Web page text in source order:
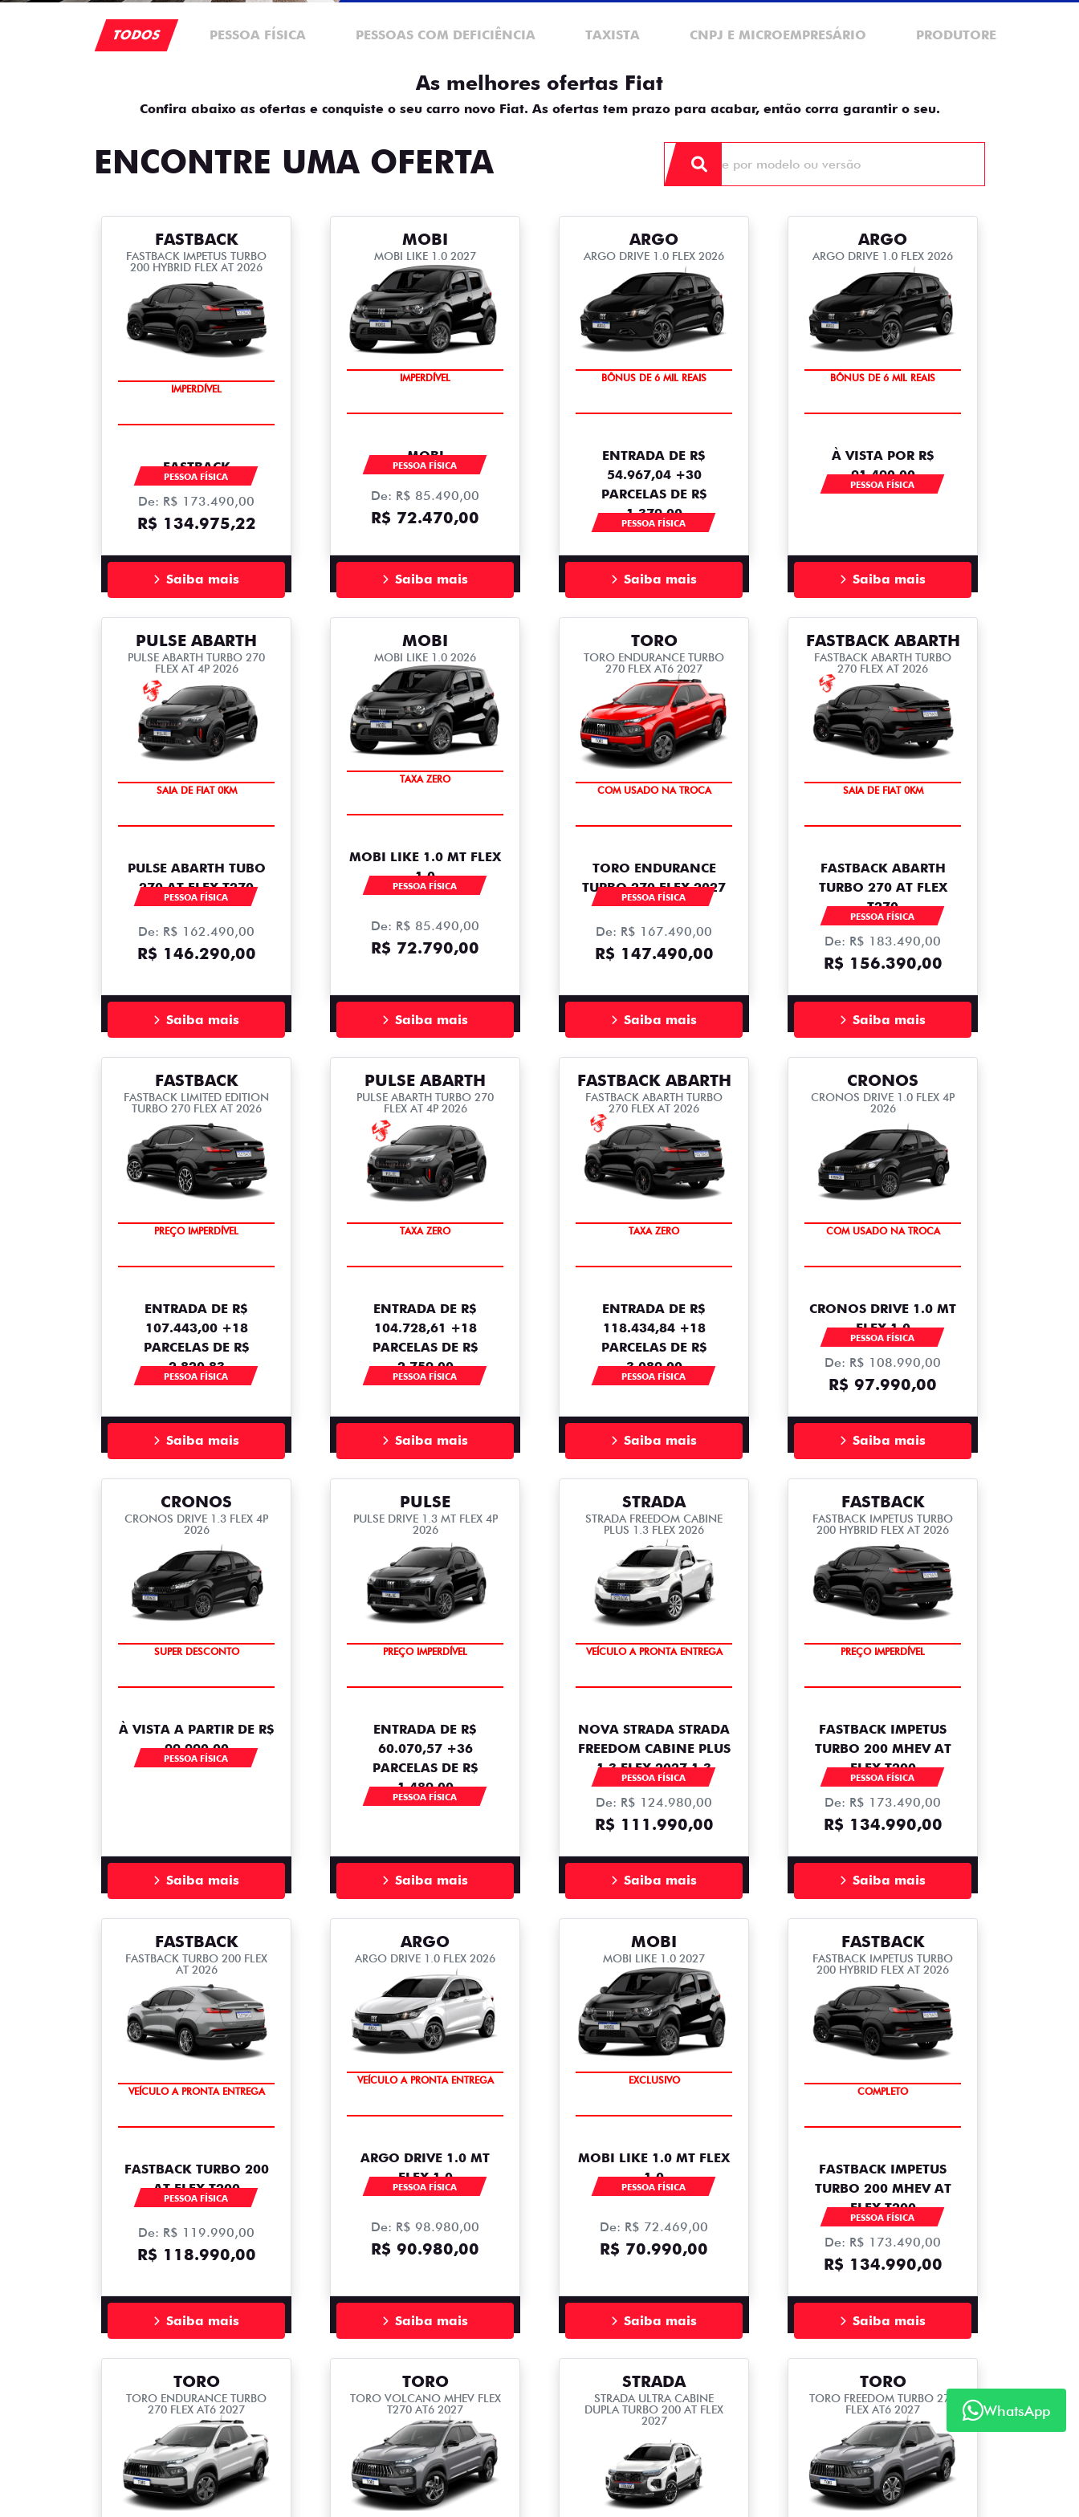
TODOS PESSOA FÍSICA PESSOAS COM DEFICIÊNCIA TAXISTA CNPJ E MICROEMPRESÁRIO PRODUTORES RURAIS
As melhores ofertas Fiat
Confira abaixo as ofertas e conquiste o seu carro novo Fiat. As ofertas tem prazo para acabar, então corra garantir o seu.
ENCONTRE UMA OFERTA
FASTBACK
FASTBACK IMPETUS TURBO
200 HYBRID FLEX AT 2026
IMPERDÍVEL
FASTBACK
PESSOA FÍSICA
De: R$ 173.490,00
R$ 134.975,22
Saiba mais
MOBI
MOBI LIKE 1.0 2027
IMPERDÍVEL
MOBI
PESSOA FÍSICA
De: R$ 85.490,00
R$ 72.470,00
Saiba mais
ARGO
ARGO DRIVE 1.0 FLEX 2026
TAXA ZERO
ENTRADA DE R$
54.967,04 +30
PARCELAS DE R$
1.379,00
PESSOA FÍSICA
Saiba mais
ARGO
ARGO DRIVE 1.0 FLEX 2026
TAXA ZERO
À VISTA POR R$
91.490,00
PESSOA FÍSICA
Saiba mais
PULSE ABARTH
PULSE ABARTH TURBO 270
FLEX AT 4P 2026
OPORTUNIDADE
PULSE ABARTH TUBO
270 AT FLEX T270
PESSOA FÍSICA
De: R$ 162.490,00
R$ 146.290,00
Saiba mais
MOBI
MOBI LIKE 1.0 2026
PREÇO IMPERDÍVEL
MOBI LIKE 1.0 MT FLEX
1.0
PESSOA FÍSICA
De: R$ 85.490,00
R$ 72.790,00
Saiba mais
TORO
TORO ENDURANCE TURBO
270 FLEX AT6 2027
OPORTUNIDADE
TORO ENDURANCE
TURBO 270 FLEX 2027
PESSOA FÍSICA
De: R$ 167.490,00
R$ 147.490,00
Saiba mais
FASTBACK ABARTH
FASTBACK ABARTH TURBO
270 FLEX AT 2026
PREÇO IMPERDÍVEL
FASTBACK ABARTH
TURBO 270 AT FLEX
T270
PESSOA FÍSICA
De: R$ 183.490,00
R$ 156.390,00
Saiba mais
FASTBACK
FASTBACK LIMITED EDITION
TURBO 270 FLEX AT 2026
COM USADO NA TROCA
ENTRADA DE R$
107.443,00 +18
PARCELAS DE R$
2.820,83
PESSOA FÍSICA
Saiba mais
PULSE ABARTH
PULSE ABARTH TURBO 270
FLEX AT 4P 2026
SAIA DE FIAT 0KM
ENTRADA DE R$
104.728,61 +18
PARCELAS DE R$
2.759,00
PESSOA FÍSICA
Saiba mais
FASTBACK ABARTH
FASTBACK ABARTH TURBO
270 FLEX AT 2026
SAIA DE FIAT 0KM
ENTRADA DE R$
118.434,84 +18
PARCELAS DE R$
3.089,00
PESSOA FÍSICA
Saiba mais
CRONOS
CRONOS DRIVE 1.0 FLEX 4P
2026
SUPER DESCONTO
CRONOS DRIVE 1.0 MT
FLEX 1.0
PESSOA FÍSICA
De: R$ 108.990,00
R$ 97.990,00
Saiba mais
CRONOS
CRONOS DRIVE 1.3 FLEX 4P
2026
BÔNUS DE ATÉ R$ 14 MIL
À VISTA A PARTIR DE R$
99.990,00
PESSOA FÍSICA
Saiba mais
PULSE
PULSE DRIVE 1.3 MT FLEX 4P
2026
OPORTUNIDADE
ENTRADA DE R$
60.070,57 +36
PARCELAS DE R$
1.489,00
PESSOA FÍSICA
Saiba mais
STRADA
STRADA FREEDOM CABINE
PLUS 1.3 FLEX 2026
VEÍCULO A PRONTA ENTREGA
NOVA STRADA STRADA
FREEDOM CABINE PLUS
1.3 FLEX 2027 1.3
PESSOA FÍSICA
De: R$ 124.980,00
R$ 111.990,00
Saiba mais
FASTBACK
FASTBACK IMPETUS TURBO
200 HYBRID FLEX AT 2026
OPORTUNIDADE
FASTBACK IMPETUS
TURBO 200 MHEV AT
FLEX T200
PESSOA FÍSICA
De: R$ 173.490,00
R$ 134.990,00
Saiba mais
FASTBACK
FASTBACK TURBO 200 FLEX
AT 2026
VEÍCULO A PRONTA ENTREGA
FASTBACK TURBO 200
AT FLEX T200
PESSOA FÍSICA
De: R$ 119.990,00
R$ 118.990,00
Saiba mais
ARGO
ARGO DRIVE 1.0 FLEX 2026
VEÍCULO A PRONTA ENTREGA
ARGO DRIVE 1.0 MT
FLEX 1.0
PESSOA FÍSICA
De: R$ 98.980,00
R$ 90.980,00
Saiba mais
MOBI
MOBI LIKE 1.0 2027
COMPLETO
MOBI LIKE 1.0 MT FLEX
1.0
PESSOA FÍSICA
De: R$ 72.469,00
R$ 70.990,00
Saiba mais
FASTBACK
FASTBACK IMPETUS TURBO
200 HYBRID FLEX AT 2026
TAXA 0,99%
FASTBACK IMPETUS
TURBO 200 MHEV AT
FLEX T200
PESSOA FÍSICA
De: R$ 173.490,00
R$ 134.990,00
Saiba mais
TORO
TORO ENDURANCE TURBO
270 FLEX AT6 2027
TORO
TORO VOLCANO MHEV FLEX
T270 AT6 2027
STRADA
STRADA ULTRA CABINE
DUPLA TURBO 200 AT FLEX
2027
TORO
TORO FREEDOM TURBO 270
FLEX AT6 2027
WhatsApp